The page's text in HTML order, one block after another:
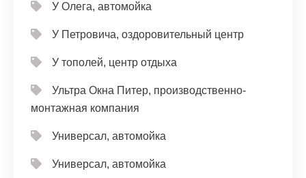
У Олега, автомойка
У Петровича, оздоровительный центр
У тополей, центр отдыха
Ультра Окна Питер, производственно-
монтажная компания
Универсал, автомойка
Универсал, автомойка